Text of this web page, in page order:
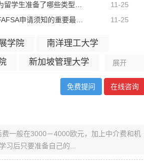
11-25
11-25
学院
南洋理工大学
新加坡管理大学
共和理工学院
学院
展开
免费提问 在线咨询
一般在3000－4000欧元，加上中介费和机
习后只要准备自己的...